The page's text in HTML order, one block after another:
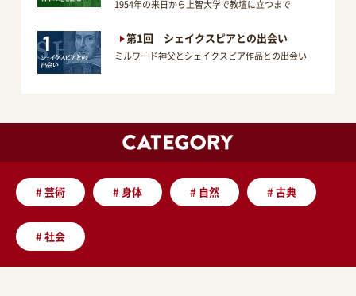
1954年の来日から上智大学で教壇に立つまで
第1回 シェイクスピアとの出会い
ミルワード神父とシェイクスピア作品との出会い
#芸術 #身体 # 自然 #古典
#社会